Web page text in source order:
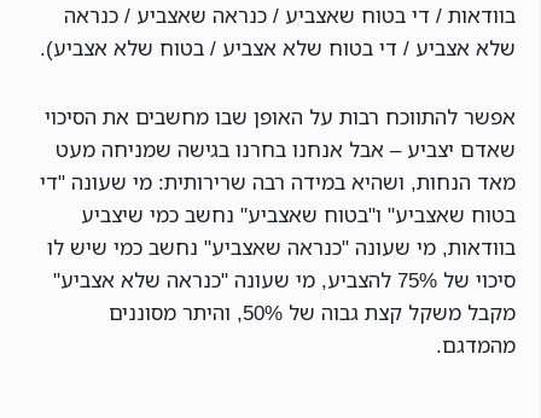
בוודאות / די בטוח שאצביע / כנראה שאצביע / כנראה
שלא אצביע / די בטוח שלא אצביע / בטוח שלא אצביע).
אפשר להתווכח רבות על האופן שבו מחשבים את הסיכוי
שאדם יצביע – אבל אנחנו בחרנו בגישה שמניחה מעט
מאד הנחות, ושהיא במידה רבה שרירותית: מי שעונה "די
בטוח שאצביע" ו"בטוח שאצביע" נחשב כמי שיצביע
בוודאות, מי שעונה "כנראה שאצביע" נחשב כמי שיש לו
סיכוי של 75% להצביע, מי שעונה "כנראה שלא אצביע"
מקבל משקל קצת גבוה של 50%, והיתר מסוננים
מהמדגם.